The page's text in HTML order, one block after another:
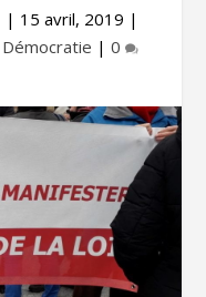
| 15 avril, 2019 |
Démocratie | 0